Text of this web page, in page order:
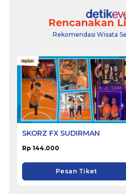
Rencanakan
Rekomendasi Wisata
SKORZ FX SUDIRMAN
Rp 144.000
Pesan Tiket